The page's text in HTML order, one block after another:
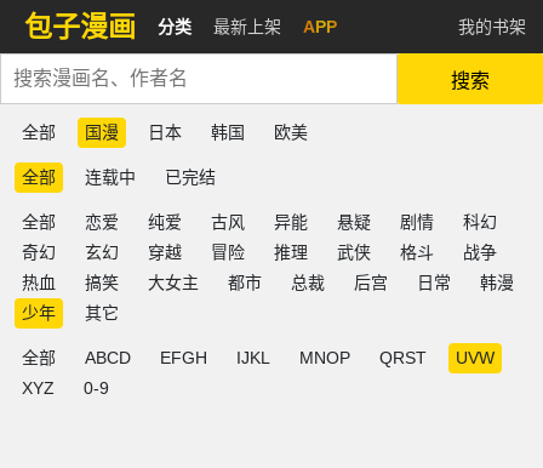
包子漫画 分类 最新上架 APP 我的书架
搜索
全部 国漫 日本 韩国 欧美
全部 连载中 已完结
全部 恋爱 纯爱 古风 异能 悬疑 剧情
科幻
奇幻
玄幻 穿越 冒险 推理 武侠 格斗
战争
热血
搞笑 大女主 都市 总裁 后宫 日常
韩漫
少年
其它
全部 ABCD EFGH IJKL MNOP QRST
UVW
XYZ
0-9